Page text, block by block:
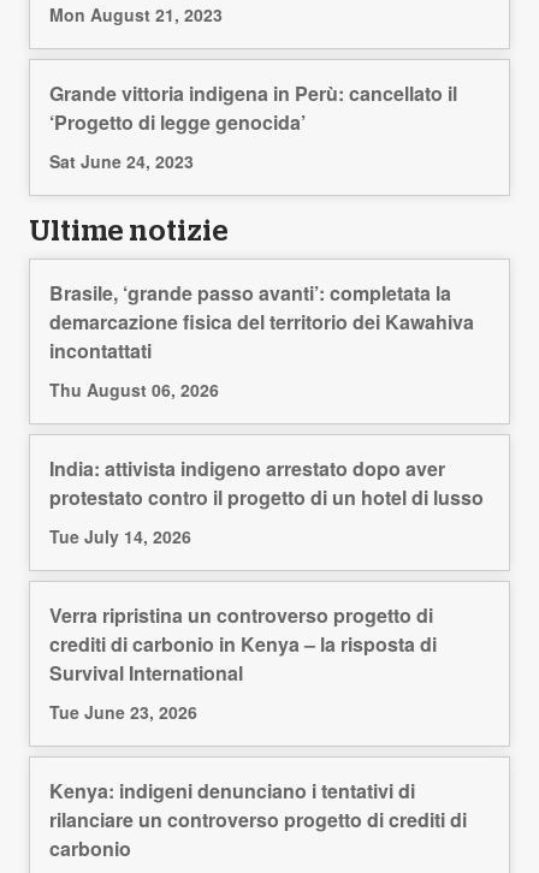
Mon August 21, 2023
Grande vittoria indigena in Perù: cancellato il
‘Progetto di legge genocida’
Sat June 24, 2023
Ultime notizie
Brasile, ‘grande passo avanti’: completata la
demarcazione fisica del territorio dei Kawahiva
incontattati
Thu August 06, 2026
India: attivista indigeno arrestato dopo aver
protestato contro il progetto di un hotel di lusso
Tue July 14, 2026
Verra ripristina un controverso progetto di
crediti di carbonio in Kenya – la risposta di
Survival International
Tue June 23, 2026
Kenya: indigeni denunciano i tentativi di
rilanciare un controverso progetto di crediti di
carbonio